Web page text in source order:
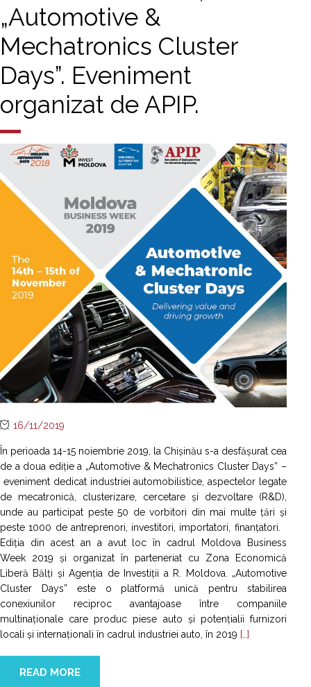
„Automotive &
Mechatronics Cluster
Days”. Eveniment
organizat de APIP.
16/11/2019
În perioada 14-15 noiembrie 2019, la Chișinău s-a desfășurat cea
de a doua ediție a „Automotive & Mechatronics Cluster Days” –
eveniment dedicat industriei automobilistice, aspectelor legate
de mecatronică, clusterizare, cercetare și dezvoltare (R&D),
unde au participat peste 50 de vorbitori din mai multe țări și
peste 1000 de antreprenori, investitori, importatori, finanțatori.
Ediția din acest an a avut loc în cadrul Moldova Business
Week 2019 și organizat în parteneriat cu Zona Economică
Liberă Bălți și Agenția de Investiții a R. Moldova. „Automotive
Cluster Days” este o platformă unică pentru stabilirea
conexiunilor reciproc avantajoase între companiile
multinaționale care produc piese auto și potențialii furnizori
locali și internaționali în cadrul industriei auto, în 2019 […]
READ MORE